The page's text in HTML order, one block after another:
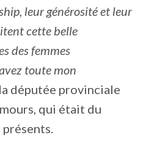
leur générosité et leur
cette belle
des femmes
toute mon
députée provinciale
qui était du